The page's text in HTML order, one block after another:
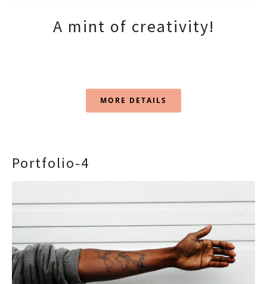
A mint of creativity!
MORE DETAILS
Portfolio-4